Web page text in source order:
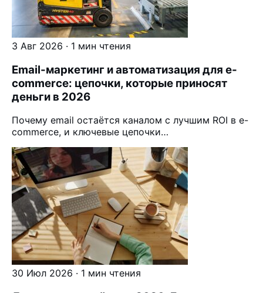
3 Авг 2026 · 1 мин чтения
Email-маркетинг и автоматизация для e-
commerce: цепочки, которые приносят
деньги в 2026
Почему email остаётся каналом с лучшим ROI в e-
commerce, и ключевые цепочки…
30 Июл 2026 · 1 мин чтения